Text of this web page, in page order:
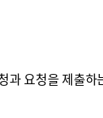
요청을 제출